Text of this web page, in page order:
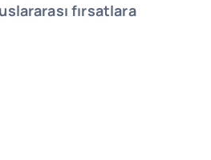
fırsatlara